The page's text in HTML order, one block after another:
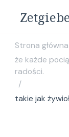
Strona główna
że każde
radości.
/
takie jak